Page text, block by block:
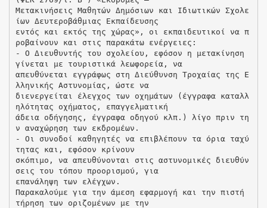
Μετακινήσεις Μαθητών Δημόσιων και Ιδιωτικών Σχολε
ίων Δευτεροβάθμιας Εκπαίδευσης
εντός και εκτός της χώρας», οι εκπαιδευτικοί να π
ροβαίνουν και στις παρακάτω ενέργειες:
- Ο Διευθυντής του σχολείου, εφόσον η μετακίνηση
γίνεται με τουριστικά λεωφορεία, να
απευθύνεται εγγράφως στη Διεύθυνση Τροχαίας της Ε
λληνικής Αστυνομίας, ώστε να
διενεργείται έλεγχος των οχημάτων (έγγραφα καταλλ
ηλότητας οχήματος, επαγγελματική
άδεια οδήγησης, έγγραφα οδηγού κλπ.) λίγο πριν τη
ν αναχώρηση των εκδρομέων.
- Οι συνοδοί καθηγητές να επιβλέπουν τα όρια ταχύ
τητας και, εφόσον κρίνουν
σκόπιμο, να απευθύνονται στις αστυνομικές διευθύν
σεις του τόπου προορισμού, για
επανάληψη των ελέγχων.
Παρακαλούμε για την άμεση εφαρμογή και την πιστή
τήρηση των οριζομένων με την